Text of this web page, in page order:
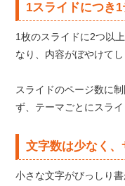
1スライドにつき
1枚のスライドに2つ以
なり、内容がぼやけてし
スライドのページ数に
ず、テーマごとにスライ
文字数は少なく
小さな文字がびっしり